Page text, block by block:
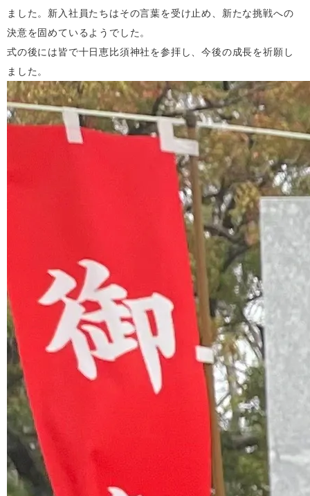
ました。新入社員たちはその言葉を受け止め、新たな挑戦への
決意を固めているようでした。
式の後には皆で十日恵比須神社を参拝し、今後の成長を祈願し
ました。